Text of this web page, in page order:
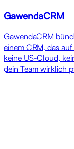
GawendaCRM
GawendaCRM
einem CRM, das
keine US-Cloud,
dein Team wirklich